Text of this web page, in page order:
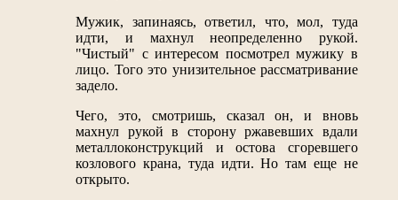
Мужик, запинаясь, ответил, что, мол, туда
идти, и махнул неопределенно рукой.
"Чистый" с интересом посмотрел мужику в
лицо. Того это унизительное рассматривание
задело.
Чего, это, смотришь, сказал он, и вновь
махнул рукой в сторону ржавевших вдали
металлоконструкций и остова сгоревшего
козлового крана, туда идти. Но там еще не
открыто.